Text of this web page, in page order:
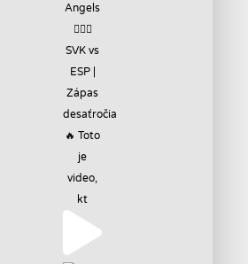
SVK vs
ESP |
Zápas
desaťročia
🔥 Toto
je
video,
kt